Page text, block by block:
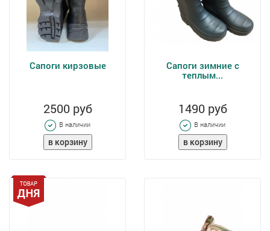
Сапоги кирзовые
2500 руб
В наличии
Сапоги зимние с
теплым...
1490 руб
В наличии